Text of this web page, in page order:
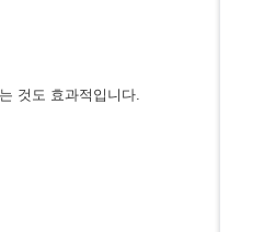
것도 효과적입니다.